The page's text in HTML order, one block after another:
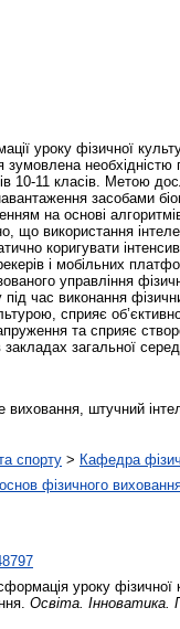
уроку фізичної
10-11 класів. Метою
засобами
на основі
що використання
коригувати
і мобільних
управління
під час виконання
сприяє
та сприяє
загальної
штучний
спорту > Кафедра
фізичного
уроку фізичної
Освіта. Інноватика.